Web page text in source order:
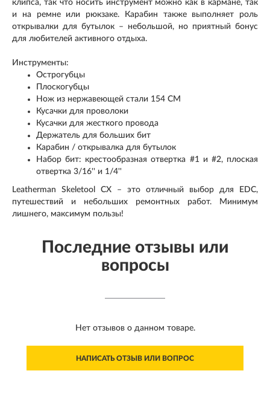
клипса, так что носить инструмент можно как в кармане, так
и на ремне или рюкзаке. Карабин также выполняет роль
открывалки для бутылок – небольшой, но приятный бонус
для любителей активного отдыха.
Инструменты:
Острогубцы
Плоскогубцы
Нож из нержавеющей стали 154 СМ
Кусачки для проволоки
Кусачки для жесткого провода
Держатель для больших бит
Карабин / открывалка для бутылок
Набор бит: крестообразная отвертка #1 и #2, плоская
отвертка 3/16'' и 1/4''
Leatherman Skeletool CX – это отличный выбор для EDC,
путешествий и небольших ремонтных работ. Минимум
лишнего, максимум пользы!
Последние отзывы или
вопросы
Нет отзывов о данном товаре.
НАПИСАТЬ ОТЗЫВ ИЛИ ВОПРОС